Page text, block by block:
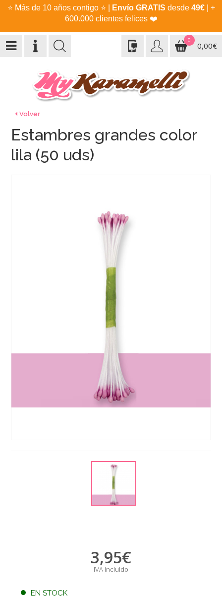
⭐ Más de 10 años contigo ⭐ Envío GRATIS desde 49€| +
600.000 clientes felices ❤️
0
0,00€
Volver
Estambres grandes color
lila (50 uds)
3,95€
IVA incluido
EN STOCK